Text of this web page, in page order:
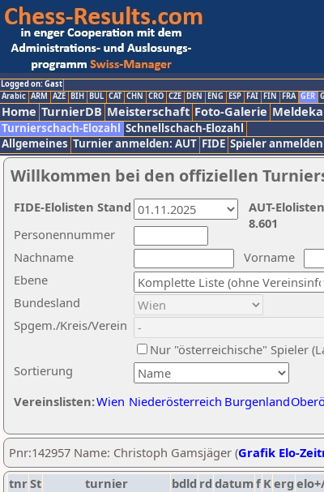
Logged on: Gast
Arabic ARM AZE BIH BUL CAT CHN CRO CZE DEN ENG ESP FAI FIN FRA GER
Home TurnierDB Meisterschaft Foto-Galerie
Turnierschach-Elozahl Schnellschach-Elozahl
Allgemeines Turnier anmelden: AUT FIDE Spieler anmelden
Willkommen bei den offiziellen
Nachname
Vorname
Ebene
Sortierung
Personennummer
Bundesland
Spgem./Kreis/Verein
Nur "österreichische" Spieler
Vereinslisten:Wien Niederösterreich Burgenland
AUT-
8.601
FIDE-Elolisten Stand
Pnr:142957 Name: Christoph Gamsjäger (Grafik Elo-
tnrSt turnier bdld rd datumf Kerg